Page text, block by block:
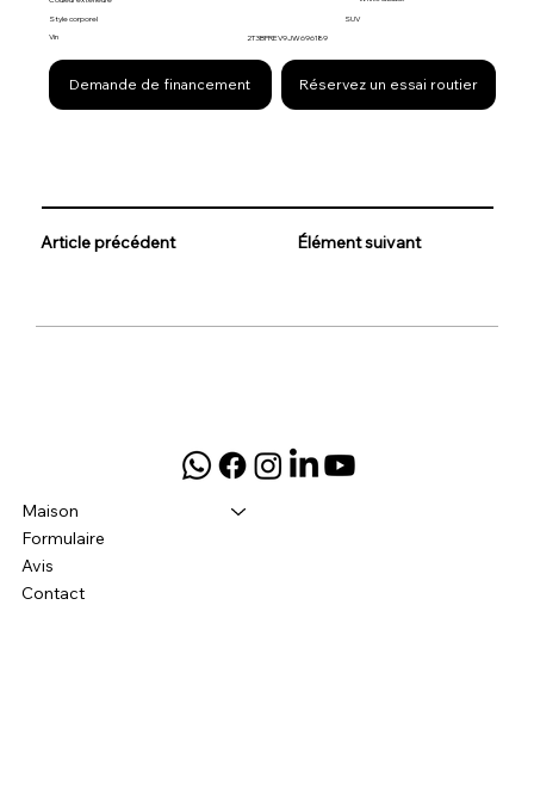
Article précédent Élément suivant
Style corporel
SUV
Vin
2T3BFREV9JW696189
Demande de financement Réservez un essai routier
Maison
Formulaire
Avis
Contact